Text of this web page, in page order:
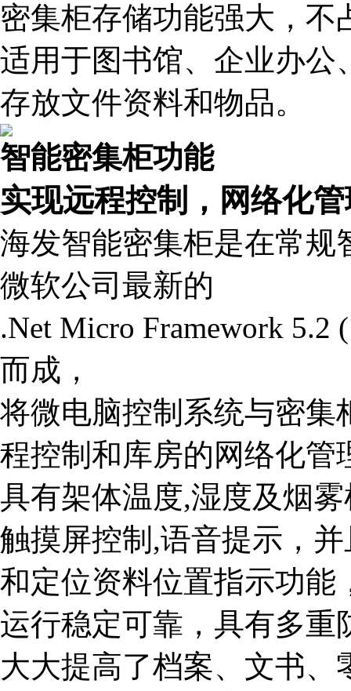
密集柜存储功能强大，
适用于图书馆、企业办公
存放文件资料和物品。
智能密集柜功能
实现远程控制，网络化
海发智能密集柜是在常规
微软公司最新的
.Net Micro Framework
而成，
将微电脑控制系统与密集
程控制和库房的网络化管
具有架体温度,湿度及烟
触摸屏控制,语音提示，
和定位资料位置指示功能
运行稳定可靠，具有多重
大大提高了档案、文书